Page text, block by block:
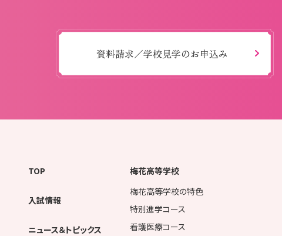
資料請求／学校見学のお申込み
TOP
入試情報
ニュース＆トピックス
梅花高等学校
梅花高等学校の特色
特別進学コース
看護医療コース